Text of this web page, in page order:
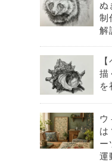
ぬ
制
解
描
を
ウ
は
ー
運